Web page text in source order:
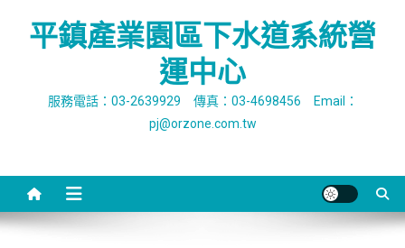
平鎮產業園區下水道系統營
運中心
服務電話：03-2639929 傳真：03-4698456 Email：
pj@orzone.com.tw